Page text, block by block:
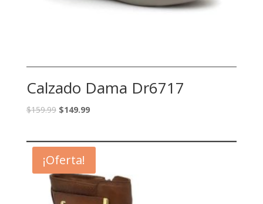
Calzado Dama Dr6717
$159.99 $149.99
¡Oferta!